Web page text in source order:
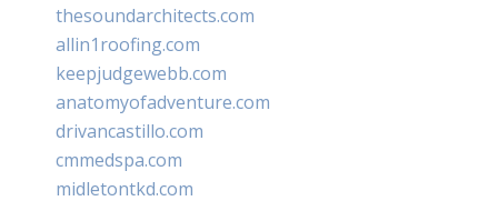
thesoundarchitects.com
allin1roofing.com
keepjudgewebb.com
anatomyofadventure.com
drivancastillo.com
cmmedspa.com
midletontkd.com